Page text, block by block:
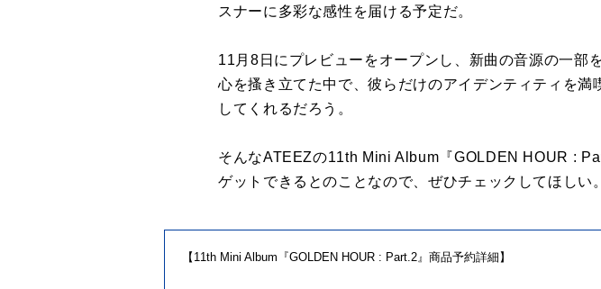
スナーに多彩な感性を届ける予定だ。
11月8日にプレビューをオープンし、新曲の音源の一部
心を搔き立てた中で、彼らだけのアイデンティティを
してくれるだろう。
そんなATEEZの11th Mini Album『GOLDEN HOUR :
ゲットできるとのことなので、ぜひチェックしてほしい。
【11th Mini Album『GOLDEN HOUR : Part.2』商品予約詳細】